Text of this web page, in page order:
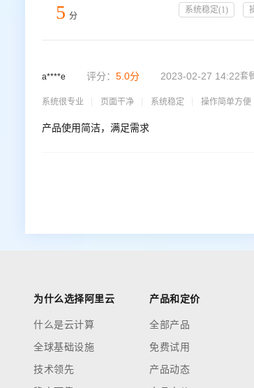
5 分
系统稳定(1)
a****e 评分： 5.0分 2023-02-27 14:22套
系统很专业 页面干净 系统稳定 操作简单方便
产品使用简洁，满足需求
为什么选择阿里云
什么是云计算
全球基础设施
技术领先
产品和定价
全部产品
免费试用
产品动态